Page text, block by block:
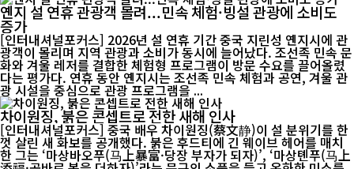
옌지 설 연휴 관광객 몰려...민속 체험·빙설 관광에 소비도
증가
[인터내셔널포커스] 2026년 설 연휴 기간 중국 지린성 옌지시에 관
광객이 몰리며 지역 관광과 소비가 동시에 늘어났다. 조선족 민속 문
화와 겨울 레저를 결합한 체험형 프로그램이 방문 수요를 끌어올렸
다는 평가다. 연휴 동안 옌지시는 조선족 민속 체험과 공연, 겨울 관
광 시설을 중심으로 관광 프로그램을 ...
차이원징, 붉은 콘셉트로 전한 새해 인사
[인터내셔널포커스] 중국 배우 차이원징(蔡文静)이 설 분위기를 한
껏 살린 새 화보를 공개했다. 붉은 후드티에 긴 웨이브 헤어를 매치
한 그는 ‘마상바오푸(马上暴富·당장 부자가 되자)’, ‘마상톈푸(马上